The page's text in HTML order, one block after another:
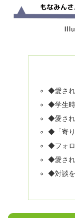
◆愛され
◆学生時
◆愛され
◆「寄り
◆フォロ
◆愛され
◆対談